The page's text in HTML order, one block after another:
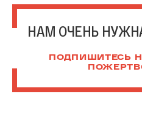
НАМ ОЧЕНЬ
ПОДПИШИТЕСЬ